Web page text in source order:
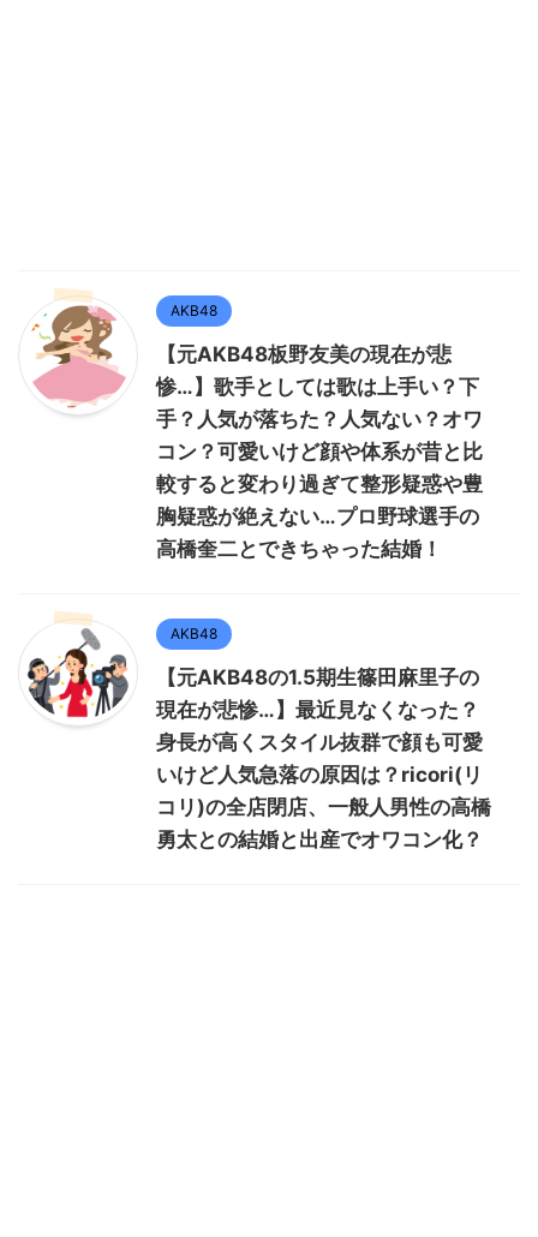
AKB48
【元AKB48板野友美の現在が悲
惨…】歌手としては歌は上手い？下
手？人気が落ちた？人気ない？オワ
コン？可愛いけど顔や体系が昔と比
較すると変わり過ぎて整形疑惑や豊
胸疑惑が絶えない…プロ野球選手の
高橋奎二とできちゃった結婚！
AKB48
【元AKB48の1.5期生篠田麻里子の
現在が悲惨…】最近見なくなった？
身長が高くスタイル抜群で顔も可愛
いけど人気急落の原因は？ricori(リ
コリ)の全店閉店、一般人男性の高橋
勇太との結婚と出産でオワコン化？